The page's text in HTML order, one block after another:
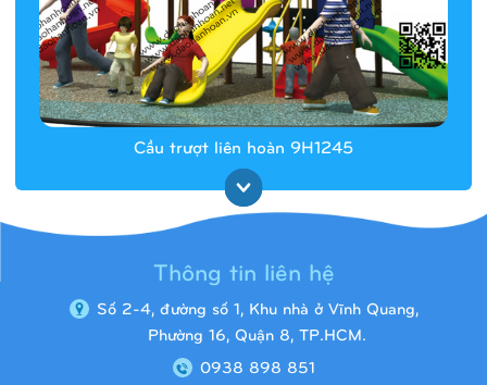
Cầu trượt liên hoàn 9H1245
Thông tin liên hệ
Số 2-4, đường số 1, Khu nhà ở Vĩnh Quang,
Phường 16, Quận 8, TP.HCM.
0938 898 851